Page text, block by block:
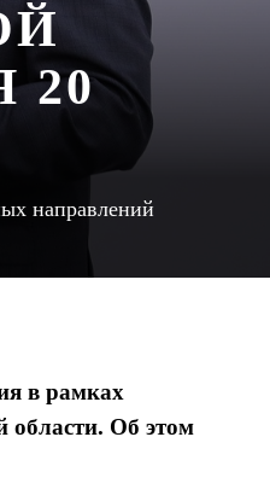
20
направлений
в рамках
области. Об этом